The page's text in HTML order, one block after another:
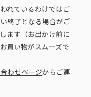
れているわけではご
終了となる場合がご
ます（お出かけ前に
買い物がスムーズで
わせページからご連